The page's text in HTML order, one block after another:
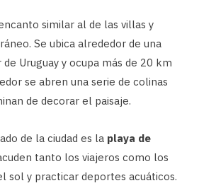
similar al de las villas y
Se ubica alrededor de una
Uruguay y ocupa más de 20 km
se abren una serie de colinas
de decorar el paisaje.
de la ciudad es la playa de
tanto los viajeros como los
sol y practicar deportes acuáticos.